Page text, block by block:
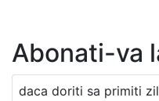
Abonati-va
daca doriti sa primiti